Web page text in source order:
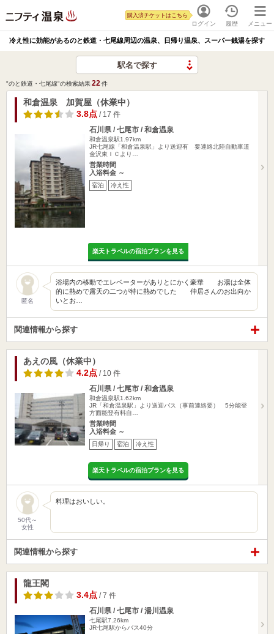
ログイン
購入済チケットはこちら
履歴 メニュー
冷え性に効能があるのと鉄道・七尾線周辺の温泉、日帰り温泉、スーパー銭湯を探す
駅名で探す
"のと鉄道・七尾線"の検索結果22 件
和倉温泉 加賀屋（休業中）
3.8点 / 17 件
石川県 / 七尾市 / 和倉温泉
和倉温泉駅1.97km
JR七尾線「和倉温泉駅」より送迎有 要連絡北陸自動車道
金沢東ＩＣより…
営業時間
入浴料金 ～
宿泊 冷え性
楽天トラベルの宿泊プランを見る
匿名
浴場内の移動でエレベーターがありとにかく豪華 お湯は全体
的に熱めで露天の二つが特に熱めでした 仲居さんのお出向か
いとお…
関連情報から探す
あえの風（休業中）
4.2点 / 10 件
石川県 / 七尾市 / 和倉温泉
和倉温泉駅1.62km
JR「和倉温泉駅」より送迎バス（事前連絡要） 5分能登
方面能登有料自…
営業時間
入浴料金 ～
日帰り 宿泊 冷え性
楽天トラベルの宿泊プランを見る
50代～
女性
料理はおいしい。
関連情報から探す
龍王閣
3.4点 / 7 件
石川県 / 七尾市 / 湯川温泉
七尾駅7.26km
JR七尾駅からバス40分